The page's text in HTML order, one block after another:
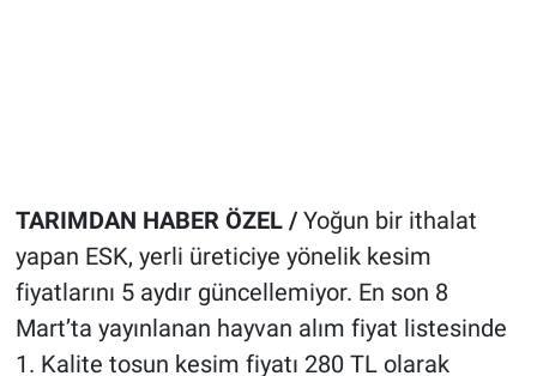
TARIMDAN HABER ÖZEL / Yoğun bir ithalat
yapan ESK, yerli üreticiye yönelik kesim
fiyatlarını 5 aydır güncellemiyor. En son 8
Mart’ta yayınlanan hayvan alım fiyat listesinde
1. Kalite tosun kesim fiyatı 280 TL olarak